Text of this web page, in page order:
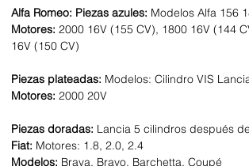
Alfa Romeo: Piezas azules: Modelos Alfa 156
Motores: 2000 16V (155 CV), 1800 16V (144
16V (150 CV)
Piezas plateadas: Modelos: Cilindro VIS
Motores: 2000 20V
Piezas doradas: Lancia 5 cilindros después
Fiat: Motores: 1.8, 2.0, 2.4
Modelos: Brava, Bravo, Barchetta, Coupé